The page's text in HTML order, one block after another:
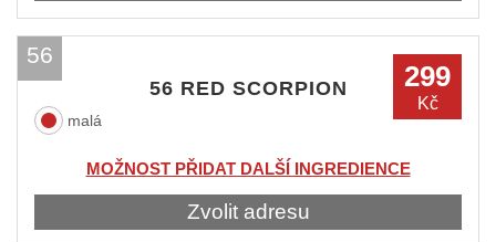
299
Kč
56 RED SCORPION
malá
MOŽNOST PŘIDAT DALŠÍ INGREDIENCE
Zvolit adresu
56